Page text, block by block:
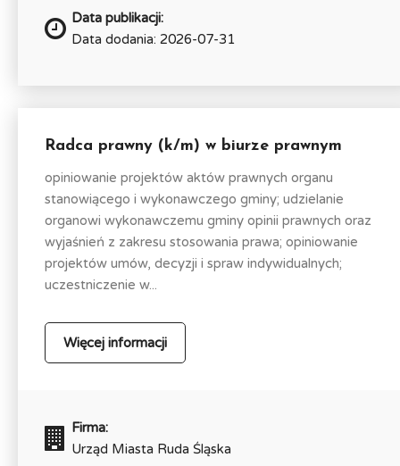
Data publikacji:
Data dodania: 2026-07-31
Radca prawny (k/m) w biurze prawnym
opiniowanie projektów aktów prawnych organu
stanowiącego i wykonawczego gminy; udzielanie
organowi wykonawczemu gminy opinii prawnych oraz
wyjaśnień z zakresu stosowania prawa; opiniowanie
projektów umów, decyzji i spraw indywidualnych;
uczestniczenie w...
Więcej informacji
Firma:
Urząd Miasta Ruda Śląska